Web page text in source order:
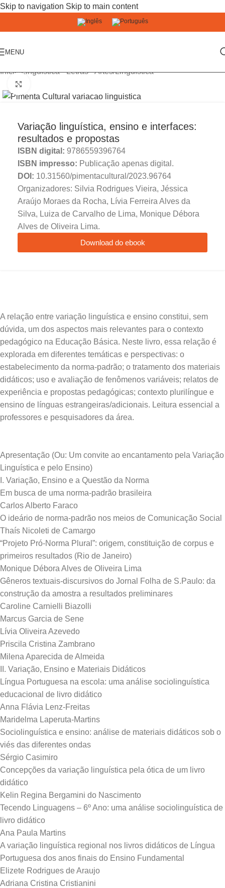
Skip to navigation Skip to main content
MENU
Início/Linguística - Letras - Artes/Linguística
Variação linguística, ensino e interfaces:
resultados e propostas
ISBN digital: 9786559396764
ISBN impresso: Publicação apenas digital.
DOI: 10.31560/pimentacultural/2023.96764
Organizadores: Silvia Rodrigues Vieira, Jéssica
Araújo Moraes da Rocha, Lívia Ferreira Alves da
Silva, Luiza de Carvalho de Lima, Monique Débora
Alves de Oliveira Lima.
Download do ebook
A relação entre variação linguística e ensino constitui, sem
dúvida, um dos aspectos mais relevantes para o contexto
pedagógico na Educação Básica. Neste livro, essa relação é
explorada em diferentes temáticas e perspectivas: o
estabelecimento da norma-padrão; o tratamento dos materiais
didáticos; uso e avaliação de fenômenos variáveis; relatos de
experiência e propostas pedagógicas; contexto plurilíngue e
ensino de línguas estrangeiras/adicionais. Leitura essencial a
Apresentação (Ou: Um convite ao encantamento pela Variação
Linguística e pelo Ensino)
I. Variação, Ensino e a Questão da Norma
Em busca de uma norma-padrão brasileira
Carlos Alberto Faraco
O ideário de norma-padrão nos meios de Comunicação Social
Thaís Nicoleti de Camargo
“Projeto Pró-Norma Plural”: origem, constituição de corpus e
primeiros resultados (Rio de Janeiro)
Monique Débora Alves de Oliveira Lima
Gêneros textuais-discursivos do Jornal Folha de S.Paulo: da
construção da amostra a resultados preliminares
Caroline Carnielli Biazolli
Marcus Garcia de Sene
Lívia Oliveira Azevedo
Priscila Cristina Zambrano
Milena Aparecida de Almeida
II. Variação, Ensino e Materiais Didáticos
Língua Portuguesa na escola: uma análise sociolinguística
educacional de livro didático
Anna Flávia Lenz-Freitas
Maridelma Laperuta-Martins
Sociolinguística e ensino: análise de materiais didáticos sob o
viés das diferentes ondas
Sérgio Casimiro
Concepções da variação linguística pela ótica de um livro
didático
Kelin Regina Bergamini do Nascimento
Tecendo Linguagens – 6º Ano: uma análise sociolinguística de
livro didático
Ana Paula Martins
A variação linguística regional nos livros didáticos de Língua
Portuguesa dos anos finais do Ensino Fundamental
Elizete Rodrigues de Araujo
Adriana Cristina Cristianini